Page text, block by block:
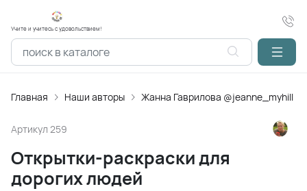
Учите и учитесь с удовольствием!
Главная Наши авторы Жанна Гаврилова @jeanne_myhill
Артикул 259
Открытки-раскраски для
дорогих людей